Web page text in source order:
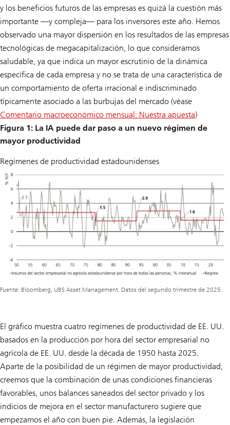
y los beneficios futuros de las empresas es quizá la cuestión más
importante —y compleja— para los inversores este año. Hemos
observado una mayor dispersión en los resultados de las empresas
tecnológicas de megacapitalización, lo que consideramos
saludable, ya que indica un mayor escrutinio de la dinámica
específica de cada empresa y no se trata de una característica de
un comportamiento de oferta irracional e indiscriminado
típicamente asociado a las burbujas del mercado (véase
Comentario macroeconómico mensual: Nuestra apuesta)
Figura 1: La IA puede dar paso a un nuevo régimen de
mayor productividad
Regímenes de productividad estadounidenses
Fuente: Bloomberg, UBS Asset Management. Datos del segundo trimestre de 2025.
El gráfico muestra cuatro regímenes de productividad de EE. UU.
basados en la producción por hora del sector empresarial no
agrícola de EE. UU. desde la década de 1950 hasta 2025.
Aparte de la posibilidad de un régimen de mayor productividad,
creemos que la combinación de unas condiciones financieras
favorables, unos balances saneados del sector privado y los
indicios de mejora en el sector manufacturero sugiere que
empezamos el año con buen pie. Además, la legislación